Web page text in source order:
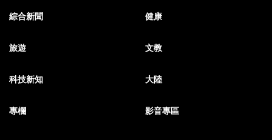
綜合新聞 健康
旅遊 文教
科技新知 大陸
專欄 影音專區